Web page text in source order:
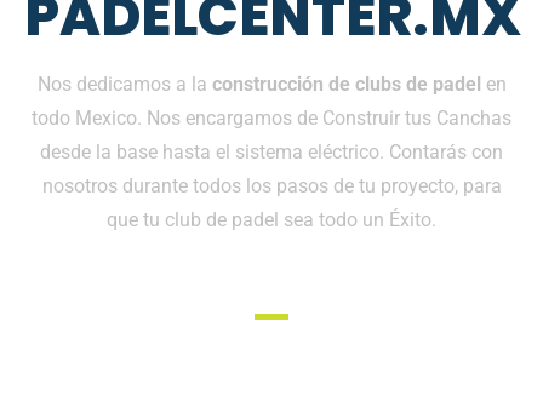
PADELCENTER.MX
Nos dedicamos a la construcción de clubs de padel en
todo Mexico. Nos encargamos de Construir tus Canchas
desde la base hasta el sistema eléctrico. Contarás con
nosotros durante todos los pasos de tu proyecto, para
que tu club de padel sea todo un Éxito.